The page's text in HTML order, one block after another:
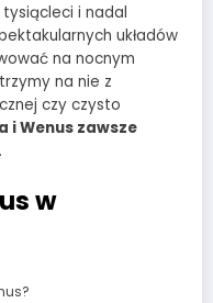
i nadal
układów
na nocnym
na nie z
czy czysto
i Wenus zawsze
.
w